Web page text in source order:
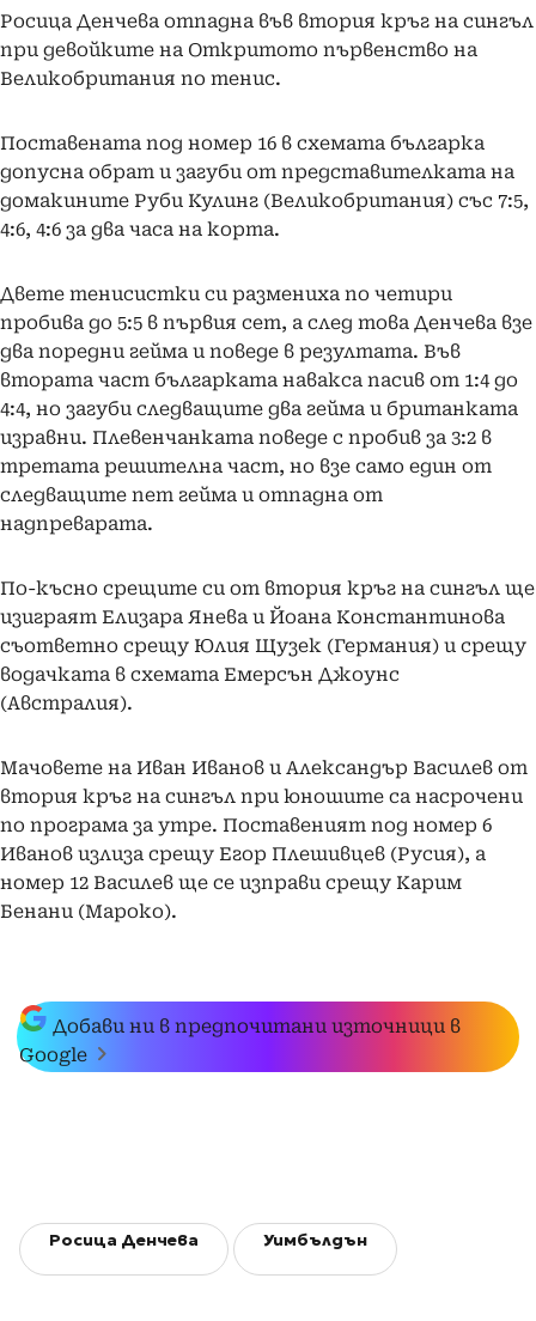
Росица Денчева отпадна във втория кръг на сингъл
при девойките на Откритото първенство на
Великобритания по тенис.
Поставената под номер 16 в схемата българка
допусна обрат и загуби от представителката на
домакините Руби Кулинг (Великобритания) със 7:5,
4:6, 4:6 за два часа на корта.
Двете тенисистки си размениха по четири
пробива до 5:5 в първия сет, а след това Денчева взе
два поредни гейма и поведе в резултата. Във
втората част българката навакса пасив от 1:4 до
4:4, но загуби следващите два гейма и британката
изравни. Плевенчанката поведе с пробив за 3:2 в
третата решителна част, но взе само един от
следващите пет гейма и отпадна от
надпреварата.
По-късно срещите си от втория кръг на сингъл ще
изиграят Елизара Янева и Йоана Константинова
съответно срещу Юлия Щузек (Германия) и срещу
водачката в схемата Емерсън Джоунс
(Австралия).
Мачовете на Иван Иванов и Александър Василев от
втория кръг на сингъл при юношите са насрочени
по програма за утре. Поставеният под номер 6
Иванов излиза срещу Егор Плешивцев (Русия), а
номер 12 Василев ще се изправи срещу Карим
Бенани (Мароко).
Добави ни в предпочитани източници в
Google
Росица Денчева Уимбълдън